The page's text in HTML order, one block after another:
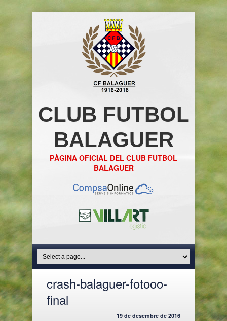
CLUB FUTBOL
BALAGUER
PÀGINA OFICIAL DEL CLUB FUTBOL
BALAGUER
crash-balaguer-fotooo-
final
19 de desembre de 2016